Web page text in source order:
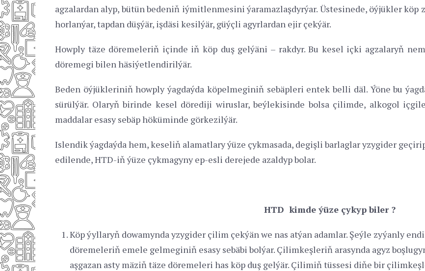
agzalardan alyp, bütün bedeniň iýmitlenmesini ýaramazlaşdyrýar. Üstesinede, öýjükler köp
horlanýar, tapdan düşýär, işdäsi kesilýär, güýçli agyrlardan ejir çekýär.
Howply täze döremeleriň içinde iň köp duş gelýäni – rakdyr. Bu kesel içki agzalaryň
döremegi bilen häsiýetlendirilýär.
Beden öýjükleriniň howply ýagdaýda köpelmeginiň sebäpleri entek belli däl. Ýöne bu
sürülýär. Olaryň birinde kesel dörediji wiruslar, beýlekisinde bolsa çilimde, alkogol
maddalar esasy sebäp höküminde görkezilýär.
Islendik ýagdaýda hem, keseliň alamatlary ýüze çykmasada, degişli barlaglar yzygider
edilende, HTD-iň ýüze çykmagyny ep-esli derejede azaldyp bolar.
HTD kimde ýüze çykyp biler ?
Köp ýyllaryň dowamynda yzygider çilim çekýän we nas atýan adamlar. Şeýle zyýanly
döremeleriň emele gelmeginiň esasy sebäbi bolýar. Çilimkeşleriň arasynda agyz
aşgazan asty mäziň täze döremeleri has köp duş gelýär. Çilimiň tüssesi diňe bir